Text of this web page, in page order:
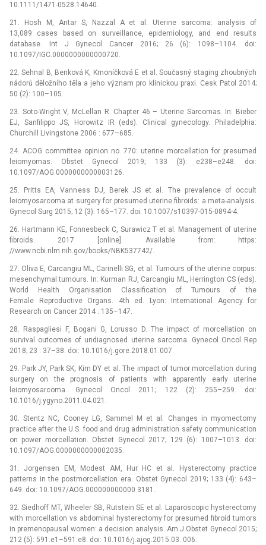
10.1111/1471-0528.14640.
21. Hosh M, Antar S, Nazzal A et al. Uterine sarcoma: analysis of
13,089 cases based on surveillance, epidemiology, and end results
database. Int J Gynecol Cancer 2016; 26 (6): 1098–1104. doi:
10.1097/IGC.0000000000000720.
22. Sehnal B, Benková K, Kmoníčková E et al. Současný staging zhoubných
nádorů děložního těla a jeho význam pro klinickou praxi. Cesk Patol 2014;
50 (2): 100–105.
23. Soto-Wright V, McLellan R. Chapter 46 –⁠ Uterine Sarcomas. In: Bieber
EJ, Sanfilippo JS, Horowitz IR (eds). Clinical gynecology. Philadelphia:
Churchill Livingstone 2006 : 677–685.
24. ACOG committee opinion no. 770: ute­rine morcellation for presumed
leiomyomas. Obstet Gynecol 2019; 133 (3): e238–e248. doi:
10.1097/AOG.0000000000003126.
25. Pritts EA, Vanness DJ, Berek JS et al. The prevalence of occult
leiomyosarcoma at surgery for presumed uterine fibroids: a meta-analysis.
Gynecol Surg 2015; 12 (3): 165–177. doi: 10.1007/s10397-015-0894-4.
26. Hartmann KE, Fonnesbeck C, Surawicz T et al. Management of uterine
fibroids. 2017 [online]. Available from: https:
//www.ncbi.nlm.nih.gov/books/NBK537742/.
27. Oliva E, Carcangiu ML, Carinelli SG, et al. Tumours of the uterine corpus:
mesenchymal tumours. In: Kurman RJ, Carcangiu ML, Herrington CS (eds).
World Health Organisation Classification of Tumours of the
Female Reproductive Organs. 4th ed. Lyon: International Agency for
Research on Cancer 2014 : 135–147.
28. Raspagliesi F, Bogani G, Lorusso D. The impact of morcellation on
survival outcomes of undia­gnosed uterine sarcoma. Gynecol Oncol Rep
2018; 23 : 37–38. doi: 10.1016/j.gore.2018.01.007.
29. Park JY, Park SK, Kim DY et al. The impact of tumor morcellation during
surgery on the prognosis of patients with apparently early uterine
leiomyosarcoma. Gynecol Oncol 2011; 122 (2): 255–259. doi:
10.1016/j.ygyno.2011.04.021.
30. Stentz NC, Cooney LG, Sammel M et al. Changes in myomectomy
practice after the U.S. food and drug administration safety communication
on power morcellation. Obstet Gynecol 2017; 129 (6): 1007–1013. doi:
10.1097/AOG.0000000000002035.
31. Jorgensen EM, Modest AM, Hur HC et al. Hysterectomy practice
patterns in the postmorcellation era. Obstet Gynecol 2019; 133 (4): 643–
649. doi: 10.1097/AOG.000000000000 3181.
32. Siedhoff MT, Wheeler SB, Rutstein SE et al. Laparoscopic hysterectomy
with morcellation vs abdominal hysterectomy for presumed fibroid tumors
in premenopausal women: a decision analysis. Am J Obstet Gynecol 2015;
212 (5): 591.e1–591.e8. doi: 10.1016/j.ajog.2015.03. 006.